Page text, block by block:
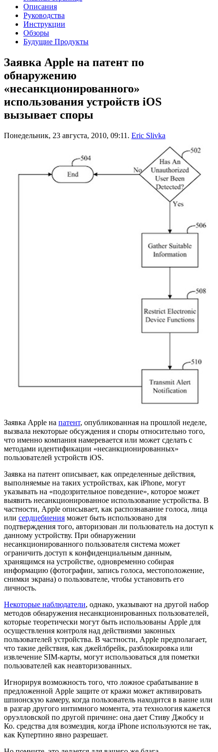
Описания
Руководства
Инструкции
Обзоры
Будущие Продукты
Заявка Apple на патент по
обнаружению
«несанкционированного»
использования устройств iOS
вызывает споры
Понедельник, 23 августа, 2010, 09:11. Eric Slivka
Заявка Apple на патент, опубликованная на прошлой неделе,
вызвала некоторые обсуждения и споры относительно того,
что именно компания намеревается или может сделать с
методами идентификации «несанкционированных»
пользователей устройств iOS.
Заявка на патент описывает, как определенные действия,
выполняемые на таких устройствах, как iPhone, могут
указывать на «подозрительное поведение», которое может
выявить несанкционированное использование устройства. В
частности, Apple описывает, как распознавание голоса, лица
или сердцебиения может быть использовано для
подтверждения того, авторизован ли пользователь на доступ к
данному устройству. При обнаружении
несанкционированного пользователя система может
ограничить доступ к конфиденциальным данным,
хранящимся на устройстве, одновременно собирая
информацию (фотографии, запись голоса, местоположение,
снимки экрана) о пользователе, чтобы установить его
личность.
Некоторые наблюдатели, однако, указывают на другой набор
методов обнаружения несанкционированных пользователей,
которые теоретически могут быть использованы Apple для
осуществления контроля над действиями законных
пользователей устройства. В частности, Apple предполагает,
что такие действия, как джейлбрейк, разблокировка или
извлечение SIM-карты, могут использоваться для пометки
пользователей как неавторизованных.
Игнорируя возможность того, что ложное срабатывание в
предложенной Apple защите от кражи может активировать
шпионскую камеру, когда пользователь находится в ванне или
в разгар другого интимного момента, эта технология кажется
оруэлловской по другой причине: она дает Стиву Джобсу и
Ко. средства для возмездия, когда iPhone используются не так,
как Купертино явно разрешает.